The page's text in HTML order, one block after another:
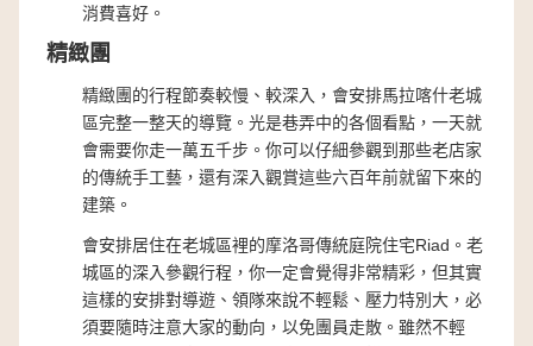
消費喜好。
精緻團
精緻團的行程節奏較慢、較深入，會安排馬拉喀什老城
區完整一整天的導覽。光是巷弄中的各個看點，一天就
會需要你走一萬五千步。你可以仔細參觀到那些老店家
的傳統手工藝，還有深入觀賞這些六百年前就留下來的
建築。
會安排居住在老城區裡的摩洛哥傳統庭院住宅Riad。老
城區的深入參觀行程，你一定會覺得非常精彩，但其實
這樣的安排對導遊、領隊來說不輕鬆、壓力特別大，必
須要隨時注意大家的動向，以免團員走散。雖然不輕